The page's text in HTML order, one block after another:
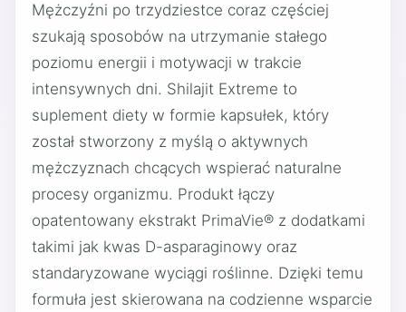
Mężczyźni po trzydziestce coraz częściej
szukają sposobów na utrzymanie stałego
poziomu energii i motywacji w trakcie
intensywnych dni. Shilajit Extreme to
suplement diety w formie kapsułek, który
został stworzony z myślą o aktywnych
mężczyznach chcących wspierać naturalne
procesy organizmu. Produkt łączy
opatentowany ekstrakt PrimaVie® z dodatkami
takimi jak kwas D-asparaginowy oraz
standaryzowane wyciągi roślinne. Dzięki temu
formuła jest skierowana na codzienne wsparcie